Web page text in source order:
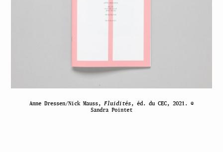
Anne Dressen/Nick Mauss, Fluidités, éd. du CEC, 2021. ©
Sandra Pointet